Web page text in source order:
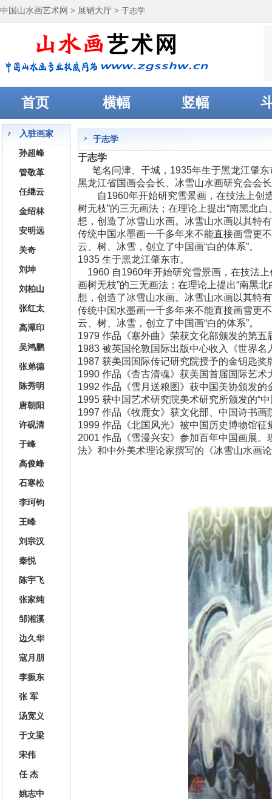
中国山水画艺术网 > 展销大厅 > 于志学
首页 横幅 竖幅
入驻画家
孙超峰
管敬革
任继云
金绍林
安明远
关奇
刘坤
刘柏山
张红太
高潭印
吴鸿鹏
张弟德
陈秀明
唐朝阳
许砚清
于峰
高俊峰
石寒松
李珂钧
王峰
刘宗汉
秦悦
陈宇飞
张家纯
邹湘溪
边久华
寇月朋
李振东
张 军
汤宽义
于文梁
宋伟
任 杰
姚志中
于志学
于志学
笔名问津、干城，1935年生于黑龙江肇东
黑龙江省国画会会长、冰雪山水画研究会会
自1960年开始研究雪景画，在技法上创造
树无枝”的三无画法；在理论上提出“南黑北
想，创造了冰雪山水画。冰雪山水画以其特
传统中国水墨画一千多年来不能直接画雪更
云、树、冰雪，创立了中国画“白的体系”。
1935 生于黑龙江肇东市。
1960 自1960年开始研究雪景画，在技法上
画树无枝”的三无画法；在理论上提出“南黑
想，创造了冰雪山水画。冰雪山水画以其特
传统中国水墨画一千多年来不能直接画雪更
云、树、冰雪，创立了中国画“白的体系”。
1979 作品《塞外曲》荣获文化部颁发的第五
1983 被英国伦敦国际出版中心收入《世界名
1987 获美国国际传记研究院授予的金钥匙奖
1990 作品《杳古清魂》获美国首届国际艺术
1992 作品《雪月送粮图》获中国美协颁发的
1995 获中国艺术研究院美术研究所颁发的“
1997 作品《牧鹿女》获文化部、中国诗书
1999 作品《北国风光》被中国历史博物馆征
2001 作品《雪漫兴安》参加百年中国画展
法》和中外美术理论家撰写的《冰雪山水画